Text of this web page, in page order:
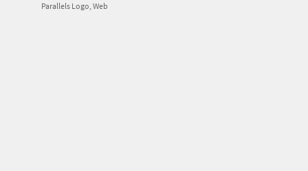
Parallels Logo, Web